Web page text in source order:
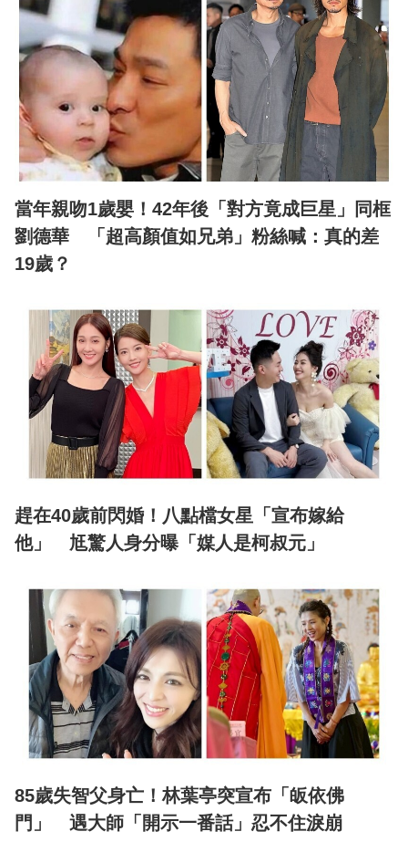
當年親吻1歲嬰！42年後「對方竟成巨星」同框
劉德華 「超高顏值如兄弟」粉絲喊：真的差
19歲？
趕在40歲前閃婚！八點檔女星「宣布嫁給
他」 尪驚人身分曝「媒人是柯叔元」
85歲失智父身亡！林葉亭突宣布「皈依佛
門」 遇大師「開示一番話」忍不住淚崩